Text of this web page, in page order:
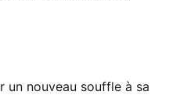
un nouveau souffle à sa